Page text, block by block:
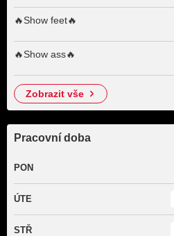
🔥Show feet🔥
🔥Show ass🔥
zobrazit vše
Pracovní doba
PON
ÚTE
STŘ